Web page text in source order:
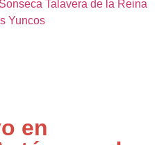
Sonseca Talavera de la Reina
Yuncos
en